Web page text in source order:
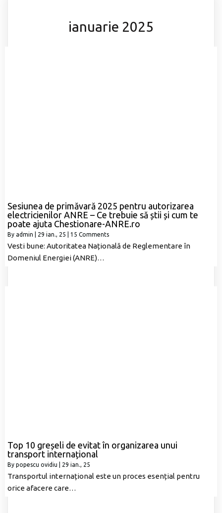
ianuarie 2025
Sesiunea de primăvară 2025 pentru autorizarea
electricienilor ANRE – Ce trebuie să știi și cum te
poate ajuta Chestionare-ANRE.ro
By admin 29 ian., 25 15 Comments
Vesti bune: Autoritatea Națională de Reglementare în
Domeniul Energiei (ANRE)…
Top 10 greșeli de evitat în organizarea unui
transport internațional
By popescu ovidiu 29 ian., 25
Transportul internațional este un proces esențial pentru
orice afacere care…